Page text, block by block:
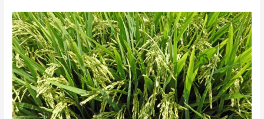
Fertilización
Balanceada
con
Zinc
en
la
Producción
y
Calidad